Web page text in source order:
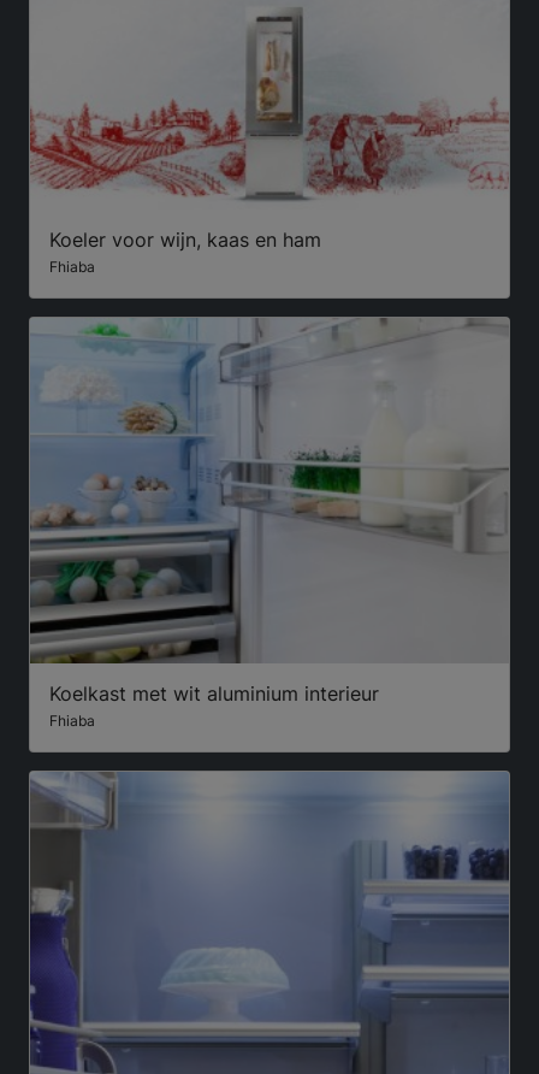
Koeler voor wijn, kaas en ham
Fhiaba
Koelkast met wit aluminium interieur
Fhiaba